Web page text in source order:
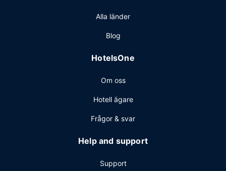
Alla länder
Blog
HotelsOne
Om oss
Hotell ägare
Frågor & svar
Help and support
Support